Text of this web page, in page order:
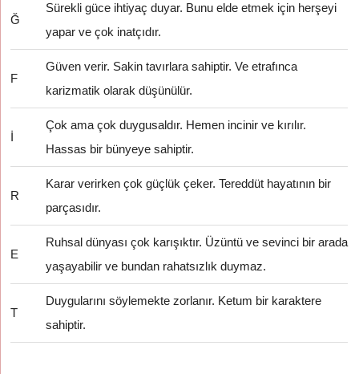
Ğ
Sürekli güce ihtiyaç duyar. Bunu elde etmek için herşeyi
yapar ve çok inatçıdır.
F
Güven verir. Sakin tavırlara sahiptir. Ve etrafınca
karizmatik olarak düşünülür.
İ
Çok ama çok duygusaldır. Hemen incinir ve kırılır.
Hassas bir bünyeye sahiptir.
R
Karar verirken çok güçlük çeker. Tereddüt hayatının bir
parçasıdır.
E
Ruhsal dünyası çok karışıktır. Üzüntü ve sevinci bir arada
yaşayabilir ve bundan rahatsızlık duymaz.
T
Duygularını söylemekte zorlanır. Ketum bir karaktere
sahiptir.